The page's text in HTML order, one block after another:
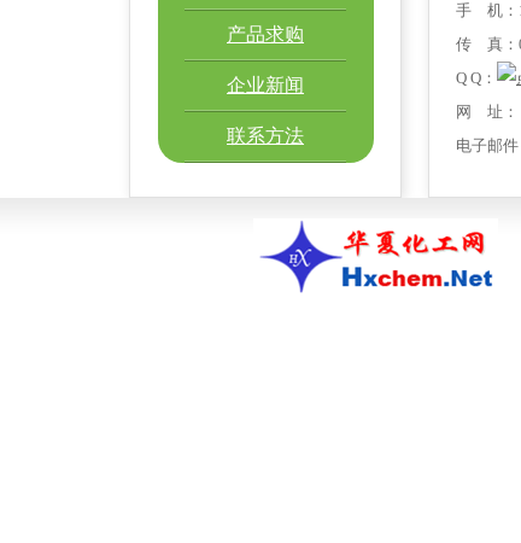
产品求购
企业新闻
联系方法
手 机：
传 真：
Q Q：
网 址：
电子邮件